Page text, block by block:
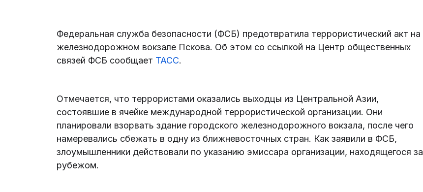
Федеральная служба безопасности (ФСБ) предотвратила террористический акт на
железнодорожном вокзале Пскова. Об этом со ссылкой на Центр общественных
связей ФСБ сообщает ТАСС.
Отмечается, что террористами оказались выходцы из Центральной Азии,
состоявшие в ячейке международной террористической организации. Они
планировали взорвать здание городского железнодорожного вокзала, после чего
намеревались сбежать в одну из ближневосточных стран. Как заявили в ФСБ,
злоумышленники действовали по указанию эмиссара организации, находящегося за
рубежом.